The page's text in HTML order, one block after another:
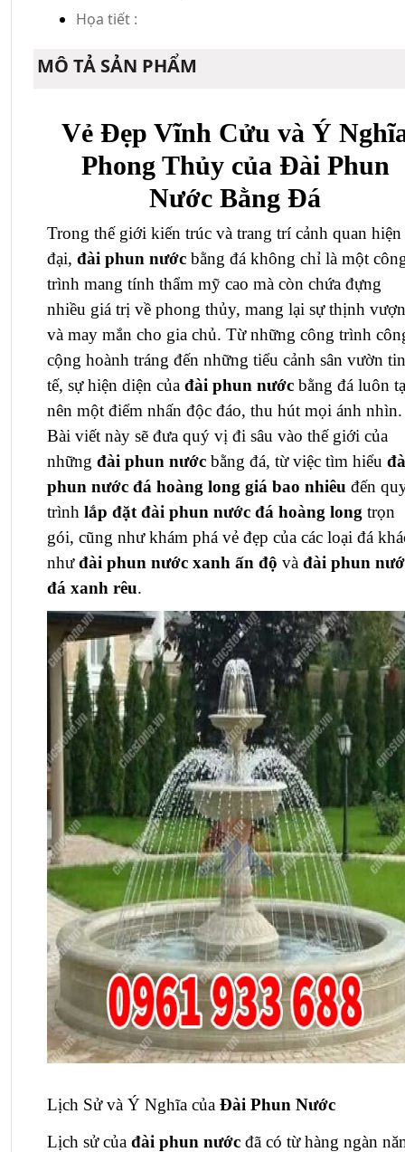
Họa tiết :
MÔ TẢ SẢN PHẨM
Vẻ Đẹp Vĩnh Cửu và Ý
Phong Thủy của Đài Phun
Nước Bằng Đá
Trong thế giới kiến trúc và trang trí cảnh quan hiện
đại, đài phun nước bằng đá không chỉ là một
trình mang tính thẩm mỹ cao mà còn chứa đựng
nhiều giá trị về phong thủy, mang lại sự thịnh
và may mắn cho gia chủ. Từ những công trình
cộng hoành tráng đến những tiểu cảnh sân vườn
tế, sự hiện diện của đài phun nước bằng đá luôn
nên một điểm nhấn độc đáo, thu hút mọi ánh nhìn.
Bài viết này sẽ đưa quý vị đi sâu vào thế giới của
những đài phun nước bằng đá, từ việc tìm hiểu
phun nước đá hoàng long giá bao nhiêu đến
trình lắp đặt đài phun nước đá hoàng long trọn
gói, cũng như khám phá vẻ đẹp của các loại đá
nhưđài phun nước xanh ấn độ và đài phun
đá xanh rêu.
Lịch Sử và Ý Nghĩa của Đài Phun Nước
Lịch sử của đài phun nước đã có từ hàng ngàn